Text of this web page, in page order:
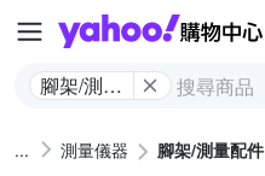
腳架/測量
測量儀器 腳架/測量配件